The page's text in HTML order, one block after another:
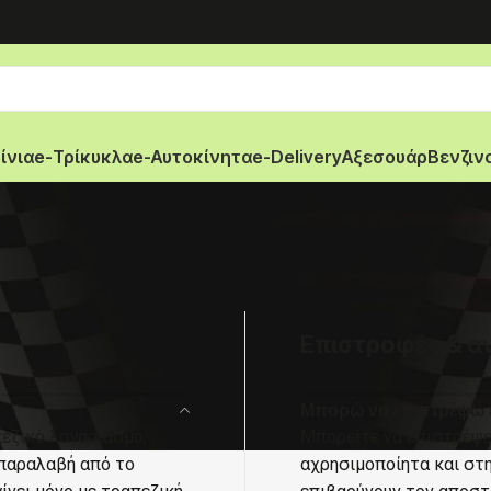
e-Τρίκυκλαe-Αυτοκίνηταe-DeliveryΑξεσουάρ
λογαριασμό,
από το
Επιστροφές &
Μπορώ να επιστρέψω
Μπορείτε να
αχρησιμοποίητα και